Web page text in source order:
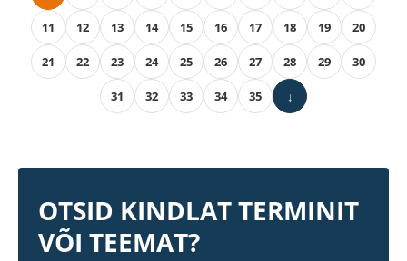
11 12 13 14 15 16 17 18 19 20
21 22 23 24 25 26 27 28 29 30
31 32 33 34 35 ↓
OTSID KINDLAT TERMINIT
VÕI TEEMAT?